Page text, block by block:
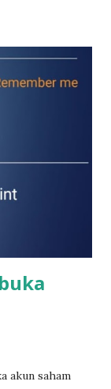
saham2
saham
negara
akun saham
lagi untuk
di link di
contact say...
akun saham